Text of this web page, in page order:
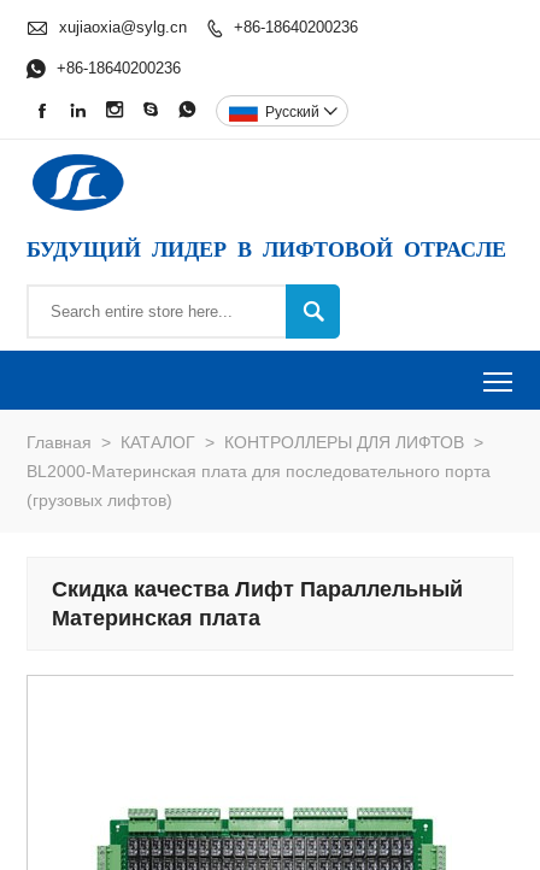
 xujiaoxia@sylg.cn  +86-18640200236
 +86-18640200236
     Pусский 
БУДУЩИЙ ЛИДЕР В ЛИФТОВОЙ ОТРАСЛЕ

Главная > КАТАЛОГ > КОНТРОЛЛЕРЫ ДЛЯ ЛИФТОВ >
BL2000-Материнская плата для последовательного порта
(грузовых лифтов)
Скидка качества Лифт Параллельный
Материнская плата